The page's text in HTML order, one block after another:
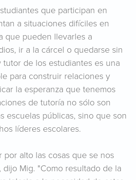
que participan en
a situaciones difíciles en
que pueden llevarles a
ir a la cárcel o quedarse sin
tutor de los estudiantes es una
para construir relaciones y
la esperanza que tenemos
de tutoría no sólo son
escuelas públicas, sino que son
líderes escolares.
por alto las cosas que se nos
dijo Mig. "Como resultado de la